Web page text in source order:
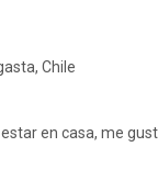
Chile
en casa, me